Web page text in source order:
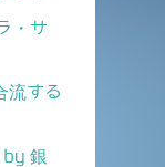
・サ
流する
by 銀